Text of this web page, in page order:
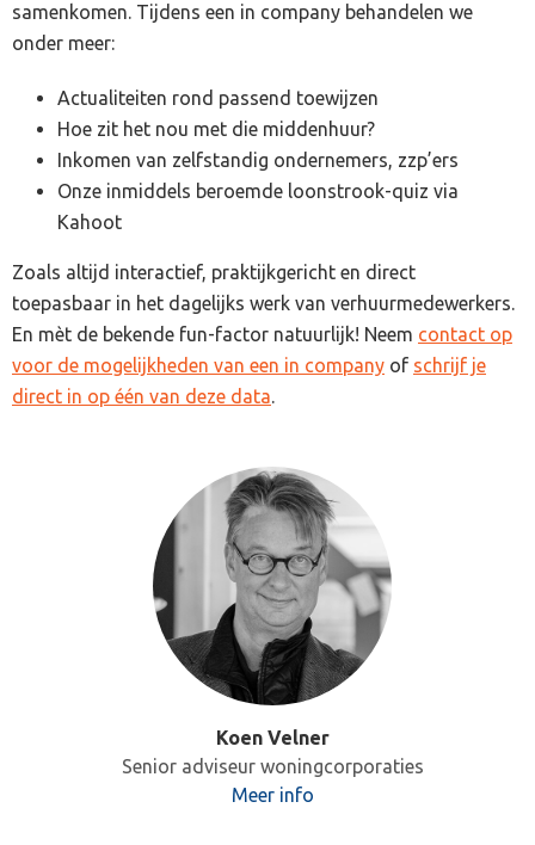
samenkomen. Tijdens een in company behandelen we
onder meer:
Actualiteiten rond passend toewijzen
Hoe zit het nou met die middenhuur?
Inkomen van zelfstandig ondernemers, zzp’ers
Onze inmiddels beroemde loonstrook-quiz via
Kahoot
Zoals altijd interactief, praktijkgericht en direct
toepasbaar in het dagelijks werk van verhuurmedewerkers.
En mèt de bekende fun-factor natuurlijk! Neem contact op
voor de mogelijkheden van een in company of schrijf je
direct in op één van deze data.
Koen Velner
Senior adviseur woningcorporaties
Meer info